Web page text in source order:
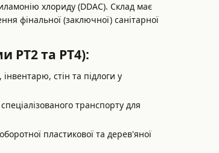
хлориду (DDAC). Склад має
фінальної (заключної) санітарної
PT2 та PT4):
стін та підлоги у
транспорту для
пластикової та дерев'яної